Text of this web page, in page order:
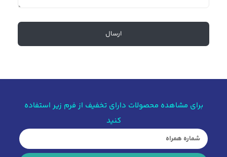
برای مشاهده محصولات دارای تخفیف از فرم زیر استفاده
کنید